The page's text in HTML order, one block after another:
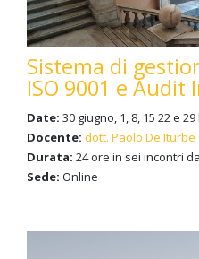
Sistema di
ISO 9001 e Audit
Date: 30 giugno, 1, 8, 15 22 e
Docente: dott. Paolo De Iturbe
Durata: 24 ore in sei incontri
Sede: Online